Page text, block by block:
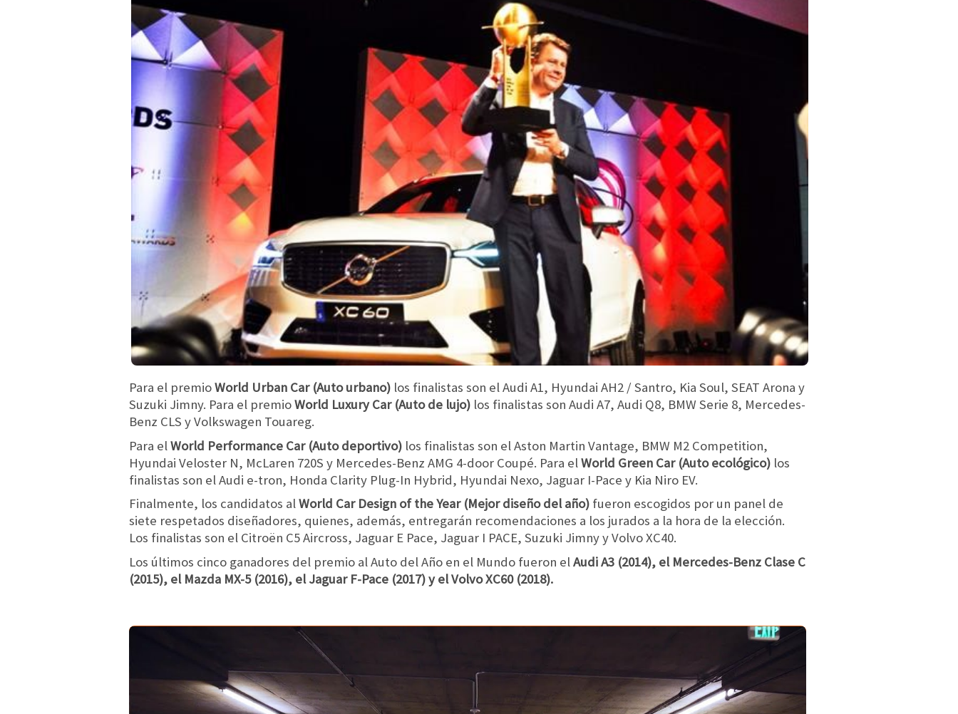
Para el premioWorld Urban Car (Auto urbano) los finalistas son el Audi A1, Hyundai AH2 / Santro, Kia Soul, SEAT Arona y
Suzuki Jimny. Para el premioWorld Luxury Car (Auto de lujo) los finalistas son Audi A7, Audi Q8, BMW Serie 8, Mercedes-
Benz CLS y Volkswagen Touareg.
Para elWorld Performance Car (Auto deportivo) los finalistas son el Aston Martin Vantage, BMW M2 Competition,
Hyundai Veloster N, McLaren 720S y Mercedes-Benz AMG 4-door Coupé. Para elWorld Green Car (Auto ecológico) los
finalistas son el Audi e-tron, Honda Clarity Plug-In Hybrid, Hyundai Nexo, Jaguar I-Pace y Kia Niro EV.
Finalmente, los candidatos alWorld Car Design of the Year (Mejor diseño del año) fueron escogidos por un panel de
siete respetados diseñadores, quienes, además, entregarán recomendaciones a los jurados a la hora de la elección.
Los finalistas son el Citroën C5 Aircross, Jaguar E Pace, Jaguar I PACE, Suzuki Jimny y Volvo XC40.
Los últimos cinco ganadores del premio al Auto del Año en el Mundo fueron elAudi A3 (2014), el Mercedes-Benz Clase C
(2015), el Mazda MX-5 (2016), el Jaguar F-Pace (2017) y el Volvo XC60 (2018).